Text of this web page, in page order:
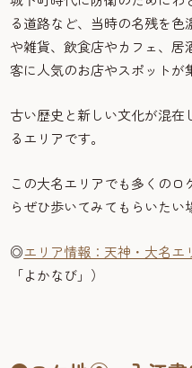
る道路など、当時の名残を
や雑貨、飲食店やカフェ、
客に人気のお店やスポットが
古い歴史と新しい文化が混
るエリアです。
この大名エリアでも多くの
らぜひ歩いてみてもらいたい
◎エリア情報：天神・大名エ
「よかなび」）